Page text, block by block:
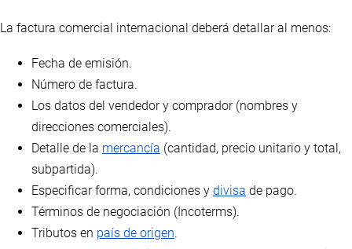
La factura comercial internacional deberá detallar al menos:
Fecha de emisión.
Número de factura.
Los datos del vendedor y comprador (nombres y
direcciones comerciales).
Detalle de la mercancía (cantidad, precio unitario y total,
subpartida).
Especificar forma, condiciones y divisa de pago.
Términos de negociación (Incoterms).
Tributos en país de origen.